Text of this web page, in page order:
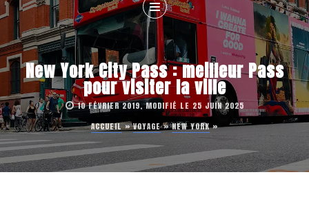
New York City Pass : meilleur Pass
pour visiter la ville
10 FÉVRIER 2019, MODIFIÉ LE 25 JUIN 2025
ACCUEIL»VOYAGE»NEW YORK»